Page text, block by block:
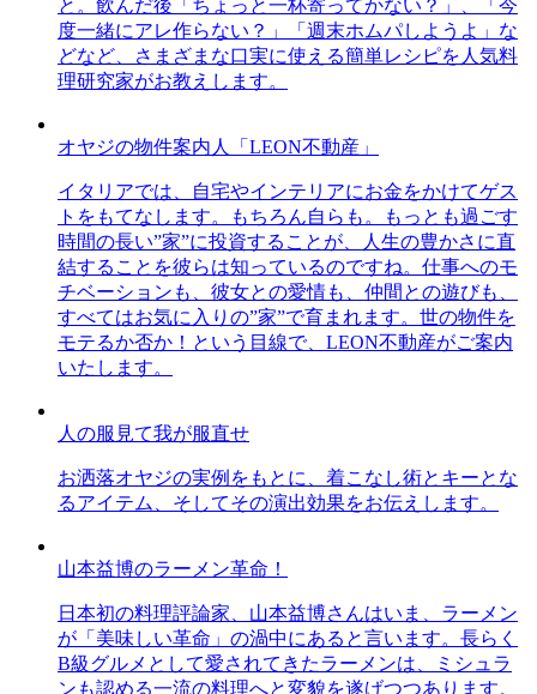
と。飲んだ後「ちょっと一杯寄ってかない？」、「今
度一緒にアレ作らない？」「週末ホムパしようよ」な
どなど、さまざまな口実に使える簡単レシピを人気料
理研究家がお教えします。
オヤジの物件案内人「LEON不動産」
イタリアでは、自宅やインテリアにお金をかけてゲス
トをもてなします。もちろん自らも。もっとも過ごす
時間の長い”家”に投資することが、人生の豊かさに直
結することを彼らは知っているのですね。仕事へのモ
チベーションも、彼女との愛情も、仲間との遊びも、
すべてはお気に入りの”家”で育まれます。世の物件を
モテるか否か！という目線で、LEON不動産がご案内
いたします。
人の服見て我が服直せ
お洒落オヤジの実例をもとに、着こなし術とキーとな
るアイテム、そしてその演出効果をお伝えします。
山本益博のラーメン革命！
日本初の料理評論家、山本益博さんはいま、ラーメン
が「美味しい革命」の渦中にあると言います。長らく
B級グルメとして愛されてきたラーメンは、ミシュラ
ンも認める一流の料理へと変貌を遂げつつあります。